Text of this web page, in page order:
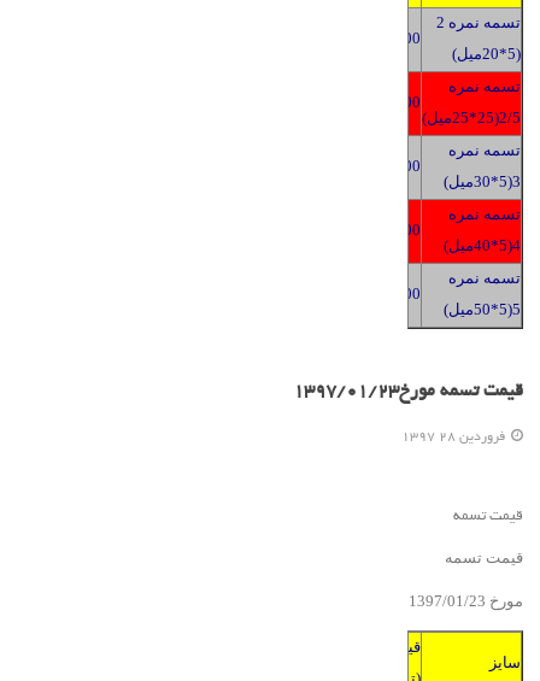
تسمه نمره 2
(5*20میل)
2400
تسمه نمره
2/5(25*25میل)
2400
تسمه نمره
3(5*30میل)
2400
تسمه نمره
4(5*40میل)
2400
تسمه نمره
5(5*50میل)
2400
قیمت تسمه مورخ1397/01/23
فروردين 28 1397
قیمت تسمه
قیمت تسمه
مورخ 139 7/01/23
سایز
قیمت